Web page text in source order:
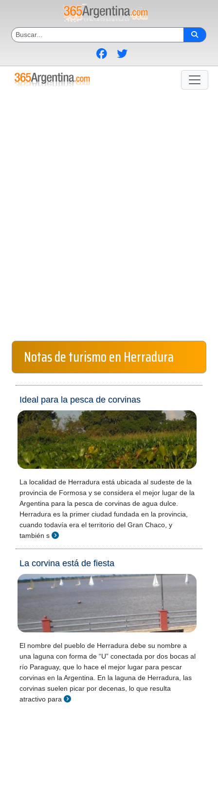
Notas de turismo en Herradura
Ideal para la pesca de corvinas
La localidad de Herradura está ubicada al sudeste de la
provincia de Formosa y se considera el mejor lugar de la
Argentina para la pesca de corvinas de agua dulce.
Herradura es la primer ciudad fundada en la provincia,
cuando todavía era el territorio del Gran Chaco, y
también s
La corvina está de fiesta
El nombre del pueblo de Herradura debe su nombre a
una laguna con forma de “U” conectada por dos bocas al
río Paraguay, que lo hace el mejor lugar para pescar
corvinas en la Argentina. En la laguna de Herradura, las
corvinas suelen picar por decenas, lo que resulta
atractivo para